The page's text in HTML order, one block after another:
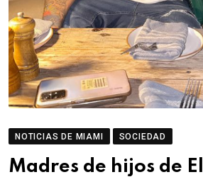
NOTICIAS DE MIAMI SOCIEDAD
Madres de hijos de